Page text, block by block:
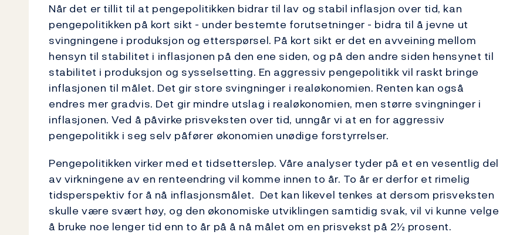
Når det er tillit til at pengepolitikken bidrar til lav og stabil inflasjon over tid, kan
pengepolitikken på kort sikt - under bestemte forutsetninger - bidra til å jevne ut
svingningene i produksjon og etterspørsel. På kort sikt er det en avveining mellom
hensyn til stabilitet i inflasjonen på den ene siden, og på den andre siden hensynet til
stabilitet i produksjon og sysselsetting. En aggressiv pengepolitikk vil raskt bringe
inflasjonen til målet. Det gir store svingninger i realøkonomien. Renten kan også
endres mer gradvis. Det gir mindre utslag i realøkonomien, men større svingninger i
inflasjonen. Ved å påvirke prisveksten over tid, unngår vi at en for aggressiv
pengepolitikk i seg selv påfører økonomien unødige forstyrrelser.
Pengepolitikken virker med et tidsetterslep. Våre analyser tyder på et en vesentlig del
av virkningene av en renteendring vil komme innen to år. To år er derfor et rimelig
tidsperspektiv for å nå inflasjonsmålet. Det kan likevel tenkes at dersom prisveksten
skulle være svært høy, og den økonomiske utviklingen samtidig svak, vil vi kunne velge
å bruke noe lenger tid enn to år på å nå målet om en prisvekst på 2½ prosent.